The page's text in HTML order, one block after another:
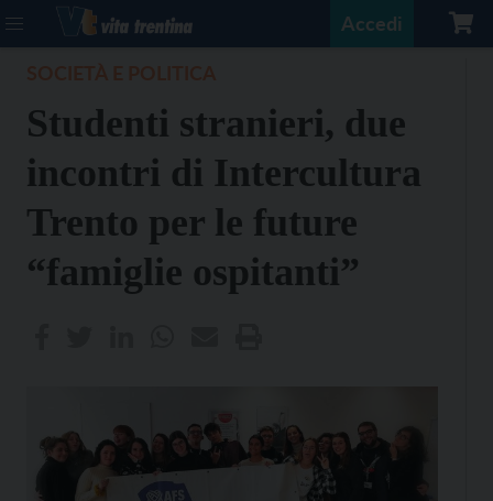
Accedi
Studenti stranieri, due
incontri di Intercultura
Trento per le future
“famiglie ospitanti”